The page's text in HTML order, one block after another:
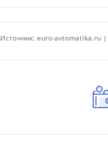
Источник: euro-avtomatika.ru